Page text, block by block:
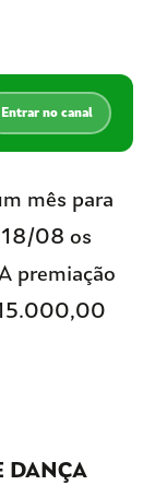
Entrar no canal
mês para
18/08 os
premiação
DANÇA